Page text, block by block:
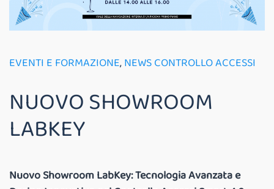
EVENTI E FORMAZIONE,NEWS CONTROLLO ACCESSI
NUOVO SHOWROOM
LABKEY
Nuovo Showroom LabKey: Tecnologia Avanzata e